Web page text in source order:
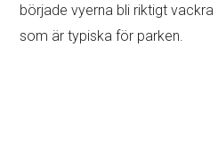
började vyerna bli riktigt
som är typiska för parken.